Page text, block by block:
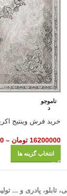
ناموجو
د
خرید فرش وینتیج
16200000 تومان –
انتخاب گزینه ها
1000 شانه، 1200 شانه، گلیم، گبه، ویژن،